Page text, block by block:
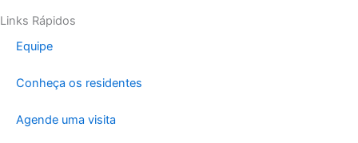
Links Rápidos
Equipe
Conheça os residentes
Agende uma visita